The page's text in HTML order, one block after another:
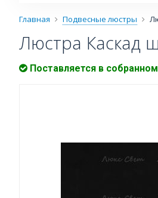
Главная Подвесные люстры
Люстра Каскад
Поставляется в